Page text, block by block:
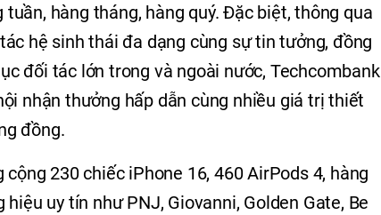
hàng tháng, hàng quý. Đặc biệt, thông qua
hệ sinh thái đa dạng cùng sự tin tưởng, đồng
đối tác lớn trong và ngoài nước, Techcombank
nhận thưởng hấp dẫn cùng nhiều giá trị thiết
đồng.
230 chiếc iPhone 16, 460 AirPods 4, hàng
uy tín như PNJ, Giovanni, Golden Gate, Be